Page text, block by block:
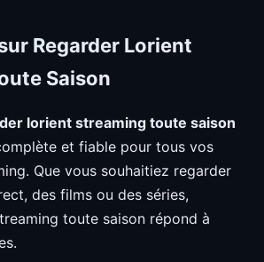
Regarder Lorient
Saison
lorient streaming toute saison
et fiable pour tous vos
Que vous souhaitiez regarder
des films ou des séries,
toute saison répond à